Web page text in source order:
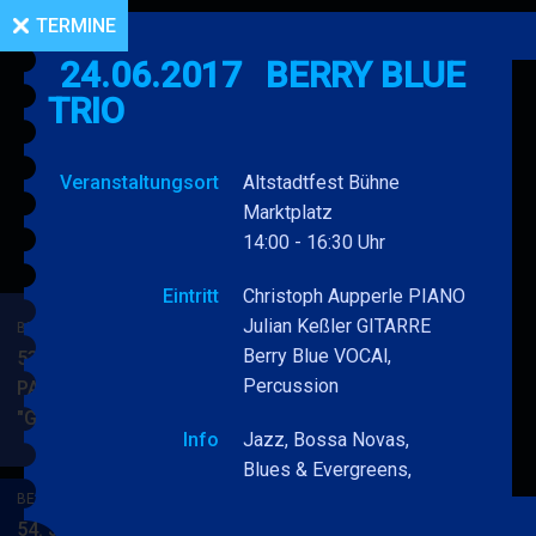
BERRY BLUE & BAND
53. JAZZ Matinee in den
PARKSIDE STUDIOS
"Gypsy Jazz"
BLUE
BERRY BLUE & BAND
54. JAZZ Matinee in den
TERMINE
24.06.2017
BERRY BLUE
TRIO
Veranstaltungsort
Altstadtfest Bühne
Marktplatz
14:00 - 16:30 Uhr
Eintritt
Christoph Aupperle PIANO
Julian Keßler GITARRE
Berry Blue VOCAl,
Percussion
Info
Jazz, Bossa Novas,
Blues & Evergreens,